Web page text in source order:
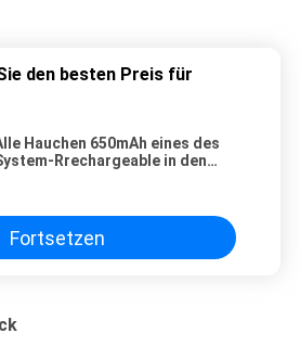
den besten Preis für
Hauchen 650mAh eines des
Rrechargeable in den
Fortsetzen